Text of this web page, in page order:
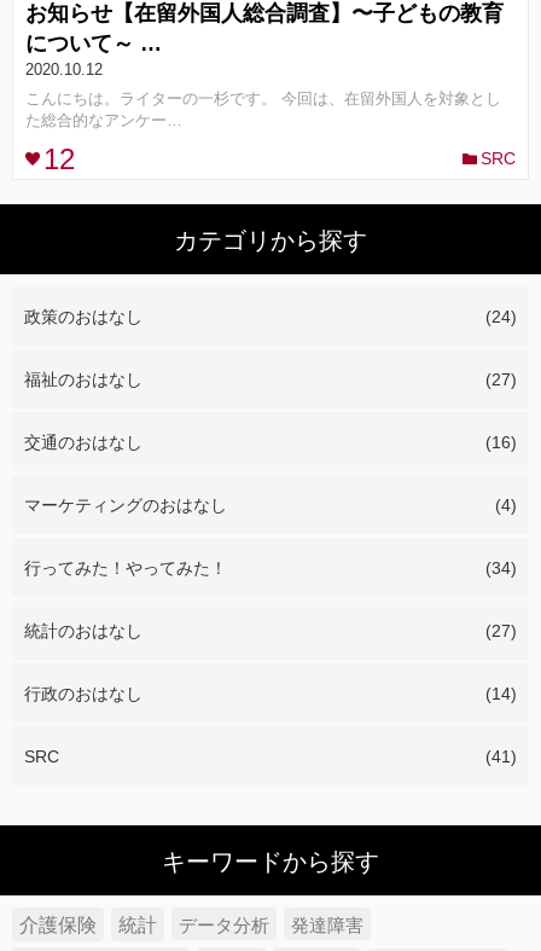
お知らせ【在留外国人総合調査】〜子どもの教育
について～ …
2020.10.12
こんにちは。ライターの一杉です。 今回は、在留外国人を対象とし
た総合的なアンケー…
12 SRC
カテゴリから探す
政策のおはなし (24)
福祉のおはなし (27)
交通のおはなし (16)
マーケティングのおはなし (4)
行ってみた！やってみた！ (34)
統計のおはなし (27)
行政のおはなし (14)
SRC (41)
キーワードから探す
介護保険 統計 データ分析
発達障害